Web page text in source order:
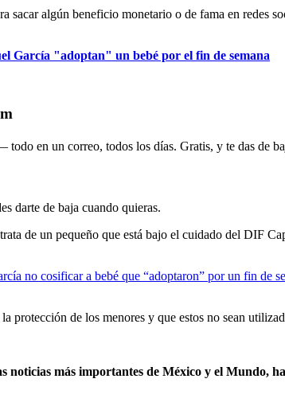
sacar algún beneficio monetario o de fama en redes
García "adoptan" un bebé por el fin de semana
en un correo, todos los días. Gratis, y te das de
darte de baja cuando quieras.
de un pequeño que está bajo el cuidado del DIF
de los menores y que estos no sean
noticias más importantes de México y el Mundo,